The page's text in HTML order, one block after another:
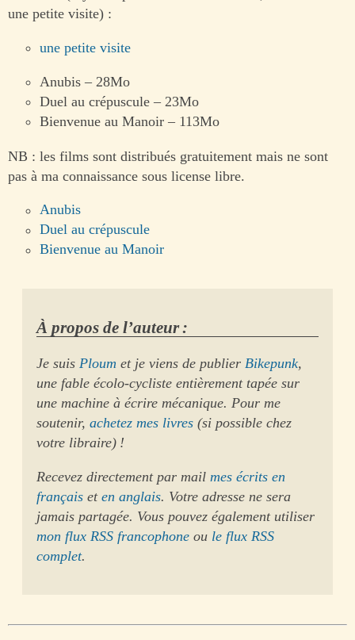
une petite visite) :
une petite visite
Anubis – 28Mo
Duel au crépuscule – 23Mo
Bienvenue au Manoir – 113Mo
NB : les films sont distribués gratuitement mais ne sont
pas à ma connaissance sous license libre.
Anubis
Duel au crépuscule
Bienvenue au Manoir
À propos de l’auteur :
Je suisPloum et je viens de publierBikepunk,
une fable écolo-cycliste entièrement tapée sur
une machine à écrire mécanique. Pour me
soutenir,achetez mes livres (si possible chez
votre libraire) !
Recevez directement par mailmes écrits en
français eten anglais. Votre adresse ne sera
jamais partagée. Vous pouvez également utiliser
mon flux RSS francophone ou le flux RSS
complet.